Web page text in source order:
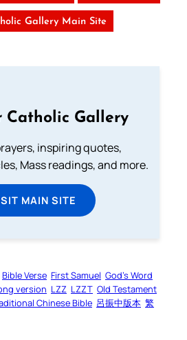
Gallery Main Site
Catholic Gallery
inspiring quotes,
Mass readings, and more.
MAIN SITE
Bible Verse First Samuel God’s Word
version LZZ LZZT Old Testament
Chinese Bible 呂振中版本 繁